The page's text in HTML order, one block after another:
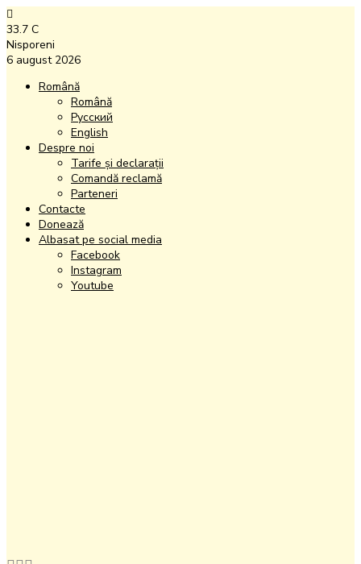
33.7 C
Nisporeni
6 august 2026
Română
Română
Русский
English
Despre noi
Tarife și declarații
Comandă reclamă
Parteneri
Contacte
Donează
Albasat pe social media
Facebook
Instagram
Youtube